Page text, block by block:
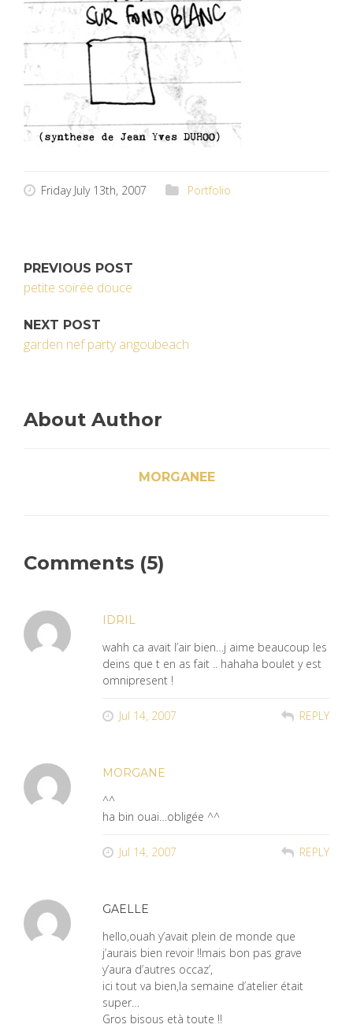
Friday July 13th, 2007 Portfolio
PREVIOUS POST
petite soirée douce
NEXT POST
garden nef party angoubeach
About Author
MORGANEE
Comments (5)
IDRIL
wahh ca avait l’air bien…j aime beaucoup les
deins que t en as fait .. hahaha boulet y est
omnipresent !
Jul 14, 2007 REPLY
MORGANE
^^
ha bin ouai…obligée ^^
Jul 14, 2007 REPLY
GAELLE
hello,ouah y’avait plein de monde que
j’aurais bien revoir !!mais bon pas grave
y’aura d’autres occaz’,
ici tout va bien,la semaine d’atelier était
super…
Gros bisous età toute !!